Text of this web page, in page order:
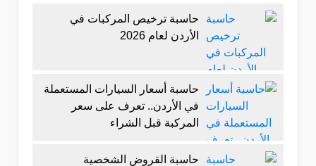
حاسبة ترخيص المركبات في
الأردن لعام 2026
حاسبة أسعار السيارات المستعملة
في الأردن.. تعرف على سعر
المركبة قبل الشراء
حاسبة القروض الشخصية